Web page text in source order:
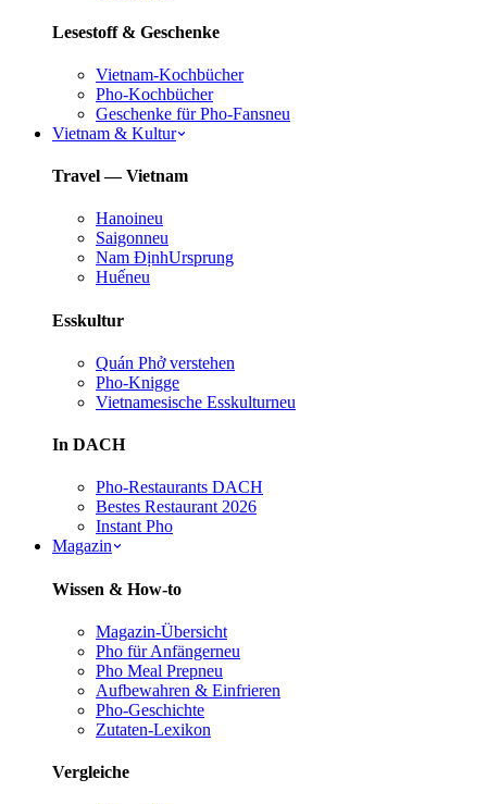
Lesestoff & Geschenke
Vietnam-Kochbücher
Pho-Kochbücher
Geschenke für Pho-Fansneu
Vietnam & Kultur
Travel — Vietnam
Hanoineu
Saigonneu
Nam ĐịnhUrsprung
Huếneu
Esskultur
Quán Phở verstehen
Pho-Knigge
Vietnamesische Esskulturneu
In DACH
Pho-Restaurants DACH
Bestes Restaurant 2026
Instant Pho
Magazin
Wissen & How-to
Magazin-Übersicht
Pho für Anfängerneu
Pho Meal Prepneu
Aufbewahren & Einfrieren
Pho-Geschichte
Zutaten-Lexikon
Vergleiche